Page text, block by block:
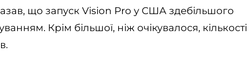
що запуск Vision Pro у США здебільшого
Крім більшої, ніж очікувалося, кількості